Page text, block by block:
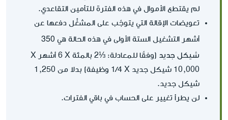
لم يقتطع الأموال في هذه الفترة للتأمين التقاعدي.
تعويضات الإقالة التي يتوجّب على المشغِّل دفعها عن
أشهر التشغيل الستة الأولى في هذه الحالة هي 350
شيكل جديد
10,000 شيكل جديد X‏ 1/4 وظيفة) بدلا من 1,250
شيكل جديد.
لن يطرأ تغيير على الحساب في باقي الفترات.